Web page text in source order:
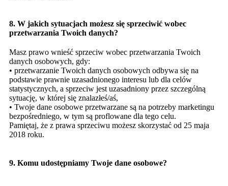
8. W jakich sytuacjach możesz się sprzeciwić wobec
przetwarzania Twoich danych?
Masz prawo wnieść sprzeciw wobec przetwarzania Twoich
danych osobowych, gdy:
• przetwarzanie Twoich danych osobowych odbywa się na
podstawie prawnie uzasadnionego interesu lub dla celów
statystycznych, a sprzeciw jest uzasadniony przez szczególną
sytuację, w której się znalazłeś/aś,
• Twoje dane osobowe przetwarzane są na potrzeby marketingu
bezpośredniego, w tym są proflowane dla tego celu.
Pamiętaj, że z prawa sprzeciwu możesz skorzystać od 25 maja
2018 roku.
9. Komu udostępniamy Twoje dane osobowe?